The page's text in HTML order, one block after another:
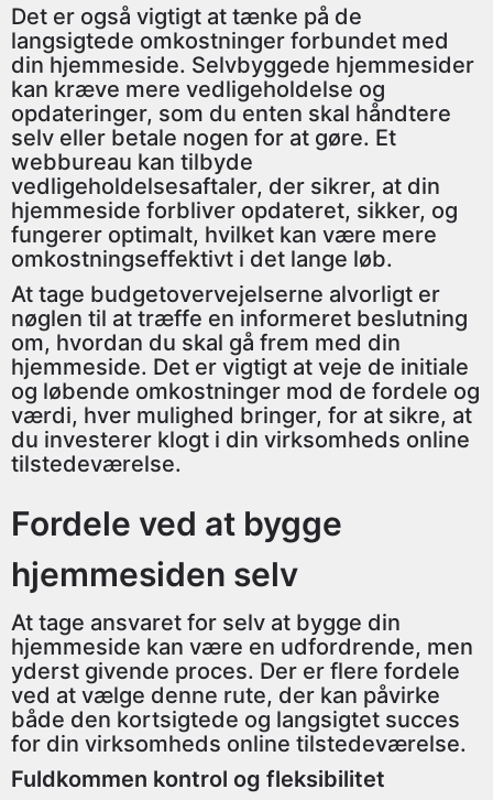
Det er også vigtigt at tænke på de
langsigtede omkostninger forbundet med
din hjemmeside. Selvbyggede hjemmesider
kan kræve mere vedligeholdelse og
opdateringer, som du enten skal håndtere
selv eller betale nogen for at gøre. Et
webbureau kan tilbyde
vedligeholdelsesaftaler, der sikrer, at din
hjemmeside forbliver opdateret, sikker, og
fungerer optimalt, hvilket kan være mere
omkostningseffektivt i det lange løb.
At tage budgetovervejelserne alvorligt er
nøglen til at træffe en informeret beslutning
om, hvordan du skal gå frem med din
hjemmeside. Det er vigtigt at veje de initiale
og løbende omkostninger mod de fordele og
værdi, hver mulighed bringer, for at sikre, at
du investerer klogt i din virksomheds online
tilstedeværelse.
Fordele ved at bygge
hjemmesiden selv
At tage ansvaret for selv at bygge din
hjemmeside kan være en udfordrende, men
yderst givende proces. Der er flere fordele
ved at vælge denne rute, der kan påvirke
både den kortsigtede og langsigtet succes
for din virksomheds online tilstedeværelse.
Fuldkommen kontrol og fleksibilitet